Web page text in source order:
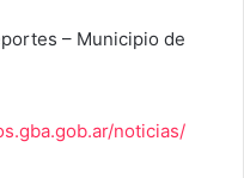
– Municipio de
noticias/